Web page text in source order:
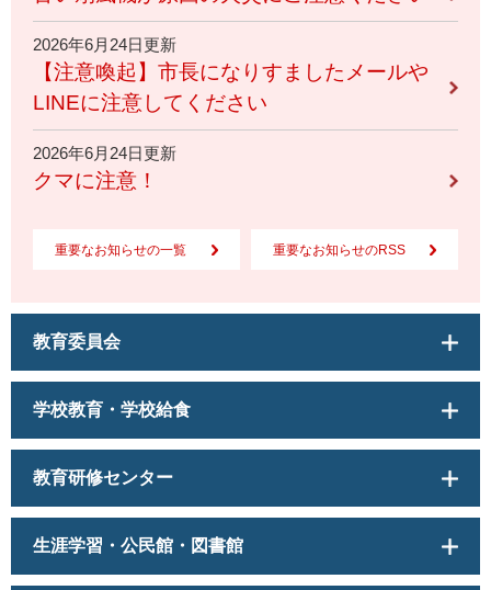
2026年6月24日更新
【注意喚起】市長になりすましたメールや
LINEに注意してください
2026年6月24日更新
クマに注意！
重要なお知らせの一覧 重要なお知らせのRSS
教育委員会
学校教育・学校給食
教育研修センター
生涯学習・公民館・図書館